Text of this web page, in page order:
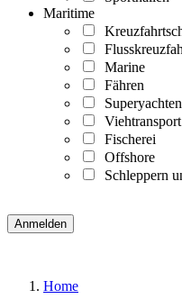
Maritime
Marine
Fähren
Superyachten
Viehtransport
Fischerei
Offshore
Schleppern
Home